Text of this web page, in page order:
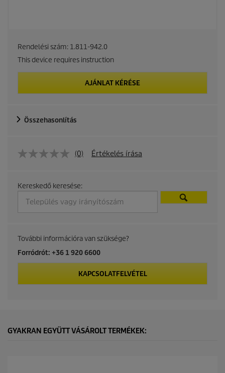
Rendelési szám: 1.811-942.0
This device requires instruction
AJÁNLAT KÉRÉSE
Összehasonlítás
(0) Értékelés írása
Kereskedő keresése:
További információra van szüksége?
Forródrót: +36 1 920 6600
KAPCSOLATFELVÉTEL
GYAKRAN EGYÜTT VÁSÁROLT TERMÉKEK: